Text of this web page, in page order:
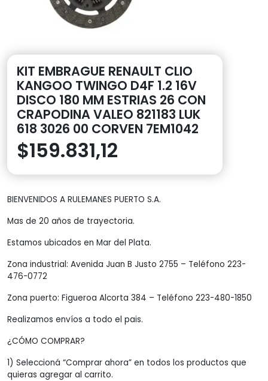
KIT EMBRAGUE RENAULT CLIO
KANGOO TWINGO D4F 1.2 16V
DISCO 180 MM ESTRIAS 26 CON
CRAPODINA VALEO 821183 LUK
618 3026 00 CORVEN 7EM1042
$159.831,12
BIENVENIDOS A RULEMANES PUERTO S.A.
Mas de 20 años de trayectoria.
Estamos ubicados en Mar del Plata.
Zona industrial: Avenida Juan B Justo 2755 – Teléfono 223-
476-0772
Zona puerto: Figueroa Alcorta 384 – Teléfono 223-480-1850
Realizamos envíos a todo el pais.
¿CÓMO COMPRAR?
1) Seleccioná “Comprar ahora” en todos los productos que
quieras agregar al carrito.